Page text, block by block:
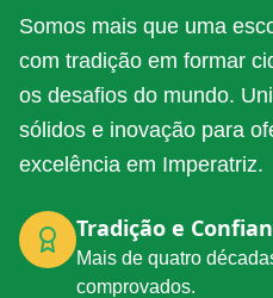
Somos mais que uma
com tradição em formar
os desafios do mundo.
sólidos e inovação para
excelência em Imperatriz.
Tradição e
Mais de quatro
comprovados.